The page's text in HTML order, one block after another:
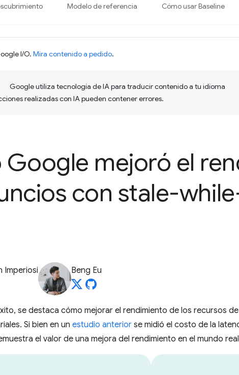
Modelo de referencia Cómo usar Baseline
I/O. Mira contenido a pedido.
Google utiliza tecnología de IA para traducir contenido a tu idioma
realizadas con IA pueden contener errores.
mejoró el
con stale-
Imperiosi Beng Eu
se destaca cómo mejorar el rendimiento de los recursos
Si bien en un estudio anterior se midió el costo de la
el valor de una mejora del rendimiento en el mundo